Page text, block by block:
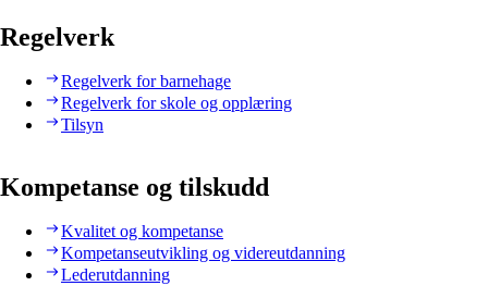
Regelverk
Regelverk for barnehage
Regelverk for skole og opplæring
Tilsyn
Kompetanse og tilskudd
Kvalitet og kompetanse
Kompetanseutvikling og videreutdanning
Lederutdanning